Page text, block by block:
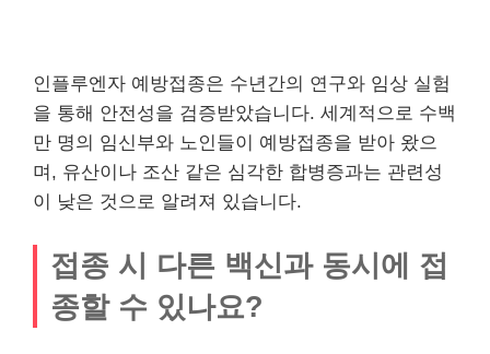
인플루엔자 예방접종은 수년간의 연구와 임상 실험
을 통해 안전성을 검증받았습니다. 세계적으로 수백
만 명의 임신부와 노인들이 예방접종을 받아 왔으
며, 유산이나 조산 같은 심각한 합병증과는 관련성
이 낮은 것으로 알려져 있습니다.
접종 시 다른 백신과 동시에 접
종할 수 있나요?